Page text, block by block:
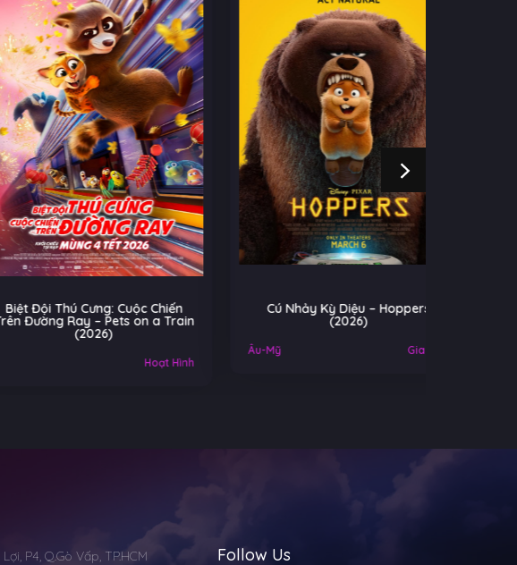
Thú Cưng: Cuộc Chiến
Ray – Pets on a Train
(2026)
Cú Nhảy Kỳ Diệu – Hoppers
(2026)
Lợi, P4, Q.Gò Vấp, TP.HCM Follow Us